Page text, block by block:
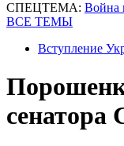
СПЕЦТЕМА: Война
ВСЕ ТЕМЫ
Вступление